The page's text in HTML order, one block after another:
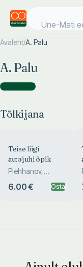
Une-Mati
Avaleht/A. Palu
A. Palu
Tõlkijana )
Tõlkijana
Teise liigi
autojuhi õpik
Plehhanov,
Sabinin
6.00 € Osta